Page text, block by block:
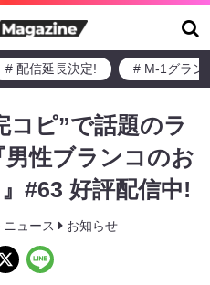
# 配信延長決定! # M-1グラン
コピ”で話題のラ
性ブランコのお
#63 好評配信中!
ニュース お知らせ